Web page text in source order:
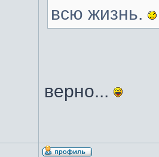
всю жизнь.
верно...